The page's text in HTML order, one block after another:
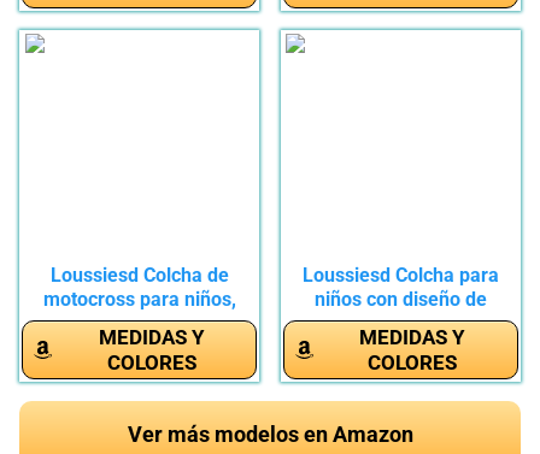
Loussiesd Colcha de
motocross para niños,
colcha...
MEDIDAS Y
COLORES
Loussiesd Colcha para
niños con diseño de
moto...
MEDIDAS Y
COLORES
Ver más modelos en Amazon